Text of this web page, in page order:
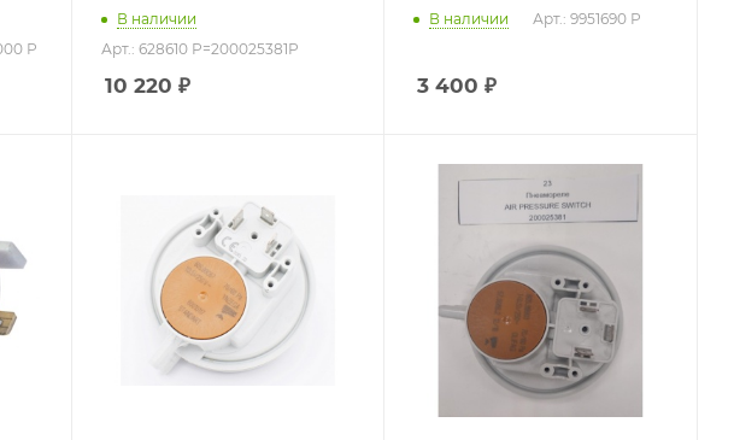
Р
В наличии
Арт.: 628610 Р=200025381Р
10 220 ₽
В наличии Арт.: 9951690 Р
3 400 ₽